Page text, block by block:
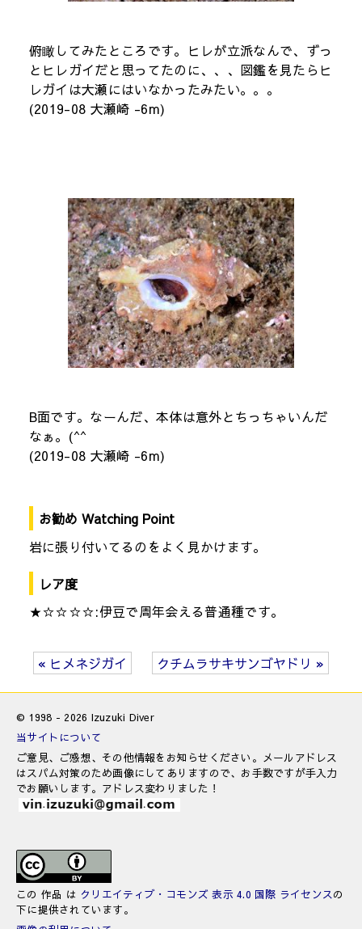
俯瞰してみたところです。ヒレが立派なんで、ずっ
とヒレガイだと思ってたのに、、、図鑑を見たらヒ
レガイは大瀬にはいなかったみたい。。。
(2019-08 大瀬崎 -6m)
B面です。なーんだ、本体は意外とちっちゃいんだ
なぁ。(^^
(2019-08 大瀬崎 -6m)
お勧め Watching Point
岩に張り付いてるのをよく見かけます。
レア度
★☆☆☆☆:伊豆で周年会える普通種です。
« ヒメネジガイ クチムラサキサンゴヤドリ »
© 1998 - 2026 Izuzuki Diver
当サイトについて
ご意見、ご感想、その他情報をお知らせください。メールアドレス
はスパム対策のため画像にしてありますので、お手数ですが手入力
でお願いします。アドレス変わりました！
この 作品 は クリエイティブ・コモンズ 表示 4.0 国際 ライセンスの
下に提供されています。